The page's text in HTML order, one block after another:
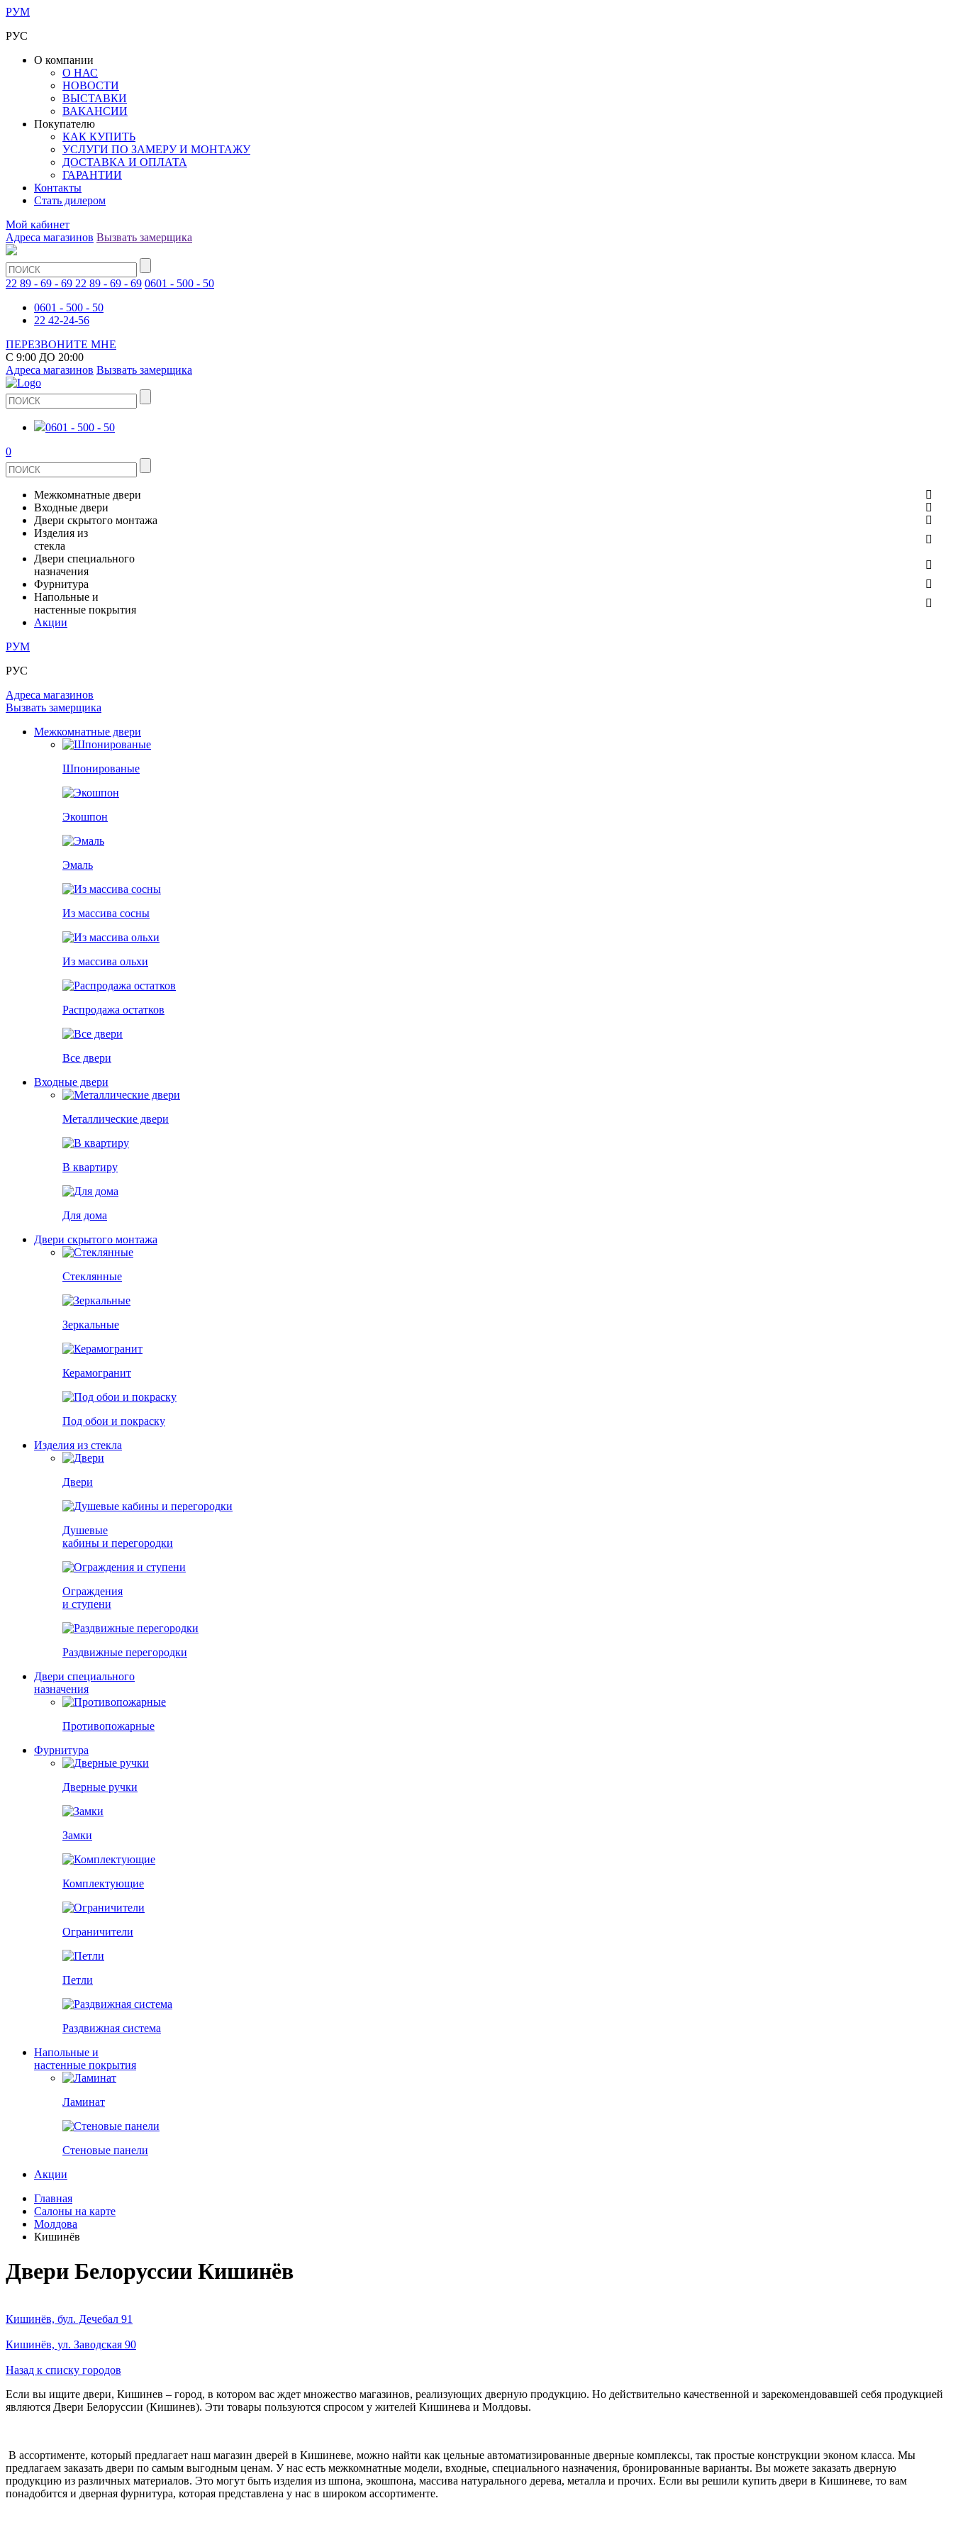
РУМ
РУС
О компании
О НАС
НОВОСТИ
ВЫСТАВКИ
ВАКАНСИИ
Покупателю
КАК КУПИТЬ
УСЛУГИ ПО ЗАМЕРУ И МОНТАЖУ
ДОСТАВКА И ОПЛАТА
ГАРАНТИИ
Контакты
Стать дилером
Мой кабинет
Адреса магазинов Вызвать замерщика
22 89 - 69 - 69 22 89 - 69 - 69 0601 - 500 - 50
0601 - 500 - 50
22 42-24-56
ПЕРЕЗВОНИТЕ МНЕ
С 9:00 ДО 20:00
Адреса магазинов Вызвать замерщика
0601 - 500 - 50
0
Межкомнатные двери
ШПОНИРОВАНЫЕ
ЭКОШПОН
ИЗ МАССИВА СОСНЫ
ВСЕ ДВЕРИ
Входные двери
МЕТАЛЛИЧЕСКИЕ ДВЕРИ
В КВАРТИРУ
ДЛЯ ДОМА
Двери скрытого монтажа
СТЕКЛЯННЫЕ
ЗЕРКАЛЬНЫЕ
Изделия из
стекла
ДВЕРИ
ДУШЕВЫЕ КАБИНЫ И ПЕРЕГОРОДКИ
ОГРАЖДЕНИЯ И СТУПЕНИ
Двери специального
назначения
ПРОТИВОПОЖАРНЫЕ
Фурнитура
ДВЕРНЫЕ РУЧКИ
ОГРАНИЧИТЕЛИ
ПЕТЛИ
РАЗДВИЖНАЯ СИСТЕМА
Напольные и
настенные покрытия
Акции
РУМ
РУС
Адреса магазинов
Вызвать замерщика
Межкомнатные двери
Шпонированые
Экошпон
Эмаль
Из массива сосны
Из массива ольхи
Распродажа остатков
Все двери
Входные двери
Металлические двери
В квартиру
Для дома
Двери скрытого монтажа
Стеклянные
Зеркальные
Керамогранит
Под обои и покраску
Изделия из стекла
Двери
Душевые
кабины и перегородки
Ограждения
и ступени
Раздвижные перегородки
Двери специального
назначения
Противопожарные
Фурнитура
Дверные ручки
Замки
Комплектующие
Ограничители
Петли
Раздвижная система
Напольные и
настенные покрытия
Ламинат
Стеновые панели
Акции
Главная
Салоны на карте
Молдова
Кишинёв
Двери Белоруссии Кишинёв
Кишинёв, бул. Дечебал 91
Кишинёв, ул. Заводская 90
Назад к списку городов
Если вы ищите двери, Кишинев – город, в котором вас ждет множество магазинов, реализующих дверную продукцию. Но действительно качественной и зарекомендовавшей себя продукцией
являются Двери Белоруссии (Кишинев). Эти товары пользуются спросом у жителей Кишинева и Молдовы.
В ассортименте, который предлагает наш магазин дверей в Кишиневе, можно найти как цельные автоматизированные дверные комплексы, так простые конструкции эконом класса. Мы
предлагаем заказать двери по самым выгодным ценам. У нас есть межкомнатные модели, входные, специального назначения, бронированные варианты. Вы можете заказать дверную
продукцию из различных материалов. Это могут быть изделия из шпона, экошпона, массива натурального дерева, металла и прочих. Если вы решили купить двери в Кишиневе, то вам
понадобится и дверная фурнитура, которая представлена у нас в широком ассортименте.